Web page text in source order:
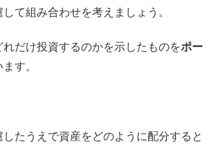
て組み合わせを考えましょう。
れだけ投資するのかを示したものをポー
す。
たうえで資産をどのように配分すると